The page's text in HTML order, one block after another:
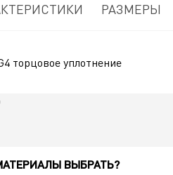
РАЗМЕРЫ
торцовое уплотнение
ВЫБРАТЬ?